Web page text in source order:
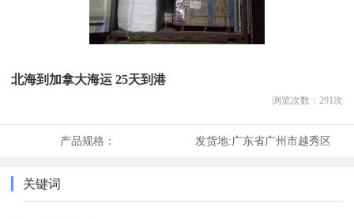
北海到加拿大海运 25天到港
浏览次数： 291 次
产品规格： 发货地:广东省广州市越秀区
关键词